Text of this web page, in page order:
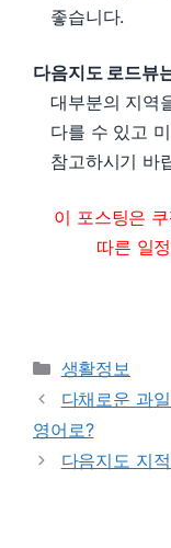
좋습니다.
다음지도 로드뷰
대부분의 지역
다를 수 있고
참고하시기 바
이 포스팅은
따른 일
Categories
생활정보
다채로운 과
영어로?
다음지도 지